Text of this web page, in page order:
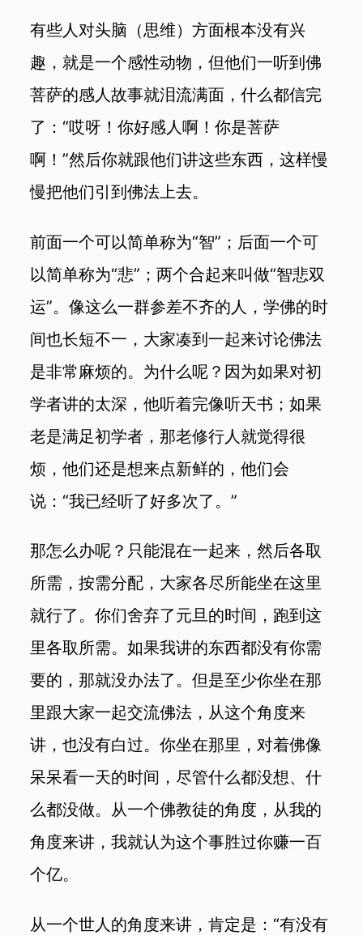
有些人对头脑（思维）方面根本没有兴
趣，就是一个感性动物，但他们一听到佛
菩萨的感人故事就泪流满面，什么都信完
了：“哎呀！你好感人啊！你是菩萨
啊！”然后你就跟他们讲这些东西，这样慢
慢把他们引到佛法上去。
前面一个可以简单称为“智”；后面一个可
以简单称为“悲”；两个合起来叫做“智悲双
运”。像这么一群参差不齐的人，学佛的时
间也长短不一，大家凑到一起来讨论佛法
是非常麻烦的。为什么呢？因为如果对初
学者讲的太深，他听着完像听天书；如果
老是满足初学者，那老修行人就觉得很
烦，他们还是想来点新鲜的，他们会
说：“我已经听了好多次了。”
那怎么办呢？只能混在一起来，然后各取
所需，按需分配，大家各尽所能坐在这里
就行了。你们舍弃了元旦的时间，跑到这
里各取所需。如果我讲的东西都没有你需
要的，那就没办法了。但是至少你坐在那
里跟大家一起交流佛法，从这个角度来
讲，也没有白过。你坐在那里，对着佛像
呆呆看一天的时间，尽管什么都没想、什
么都没做。 从一个佛教徒的角度，从我的
角度来讲，我就认为这个事胜过你赚一百
个亿。
从一个世人的角度来讲，肯定是：“有没有